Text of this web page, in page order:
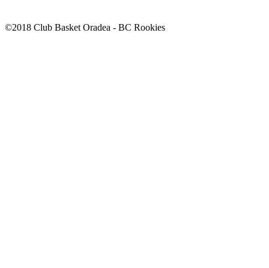
©2018 Club Basket Oradea - BC Rookies